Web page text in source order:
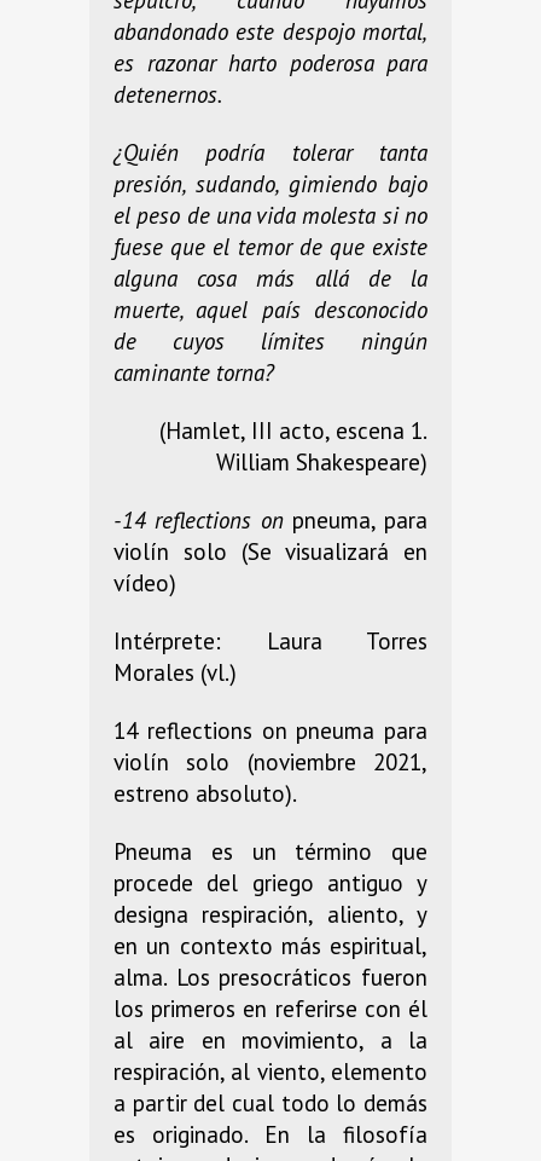
abandonado este despojo mortal,
es razonar harto poderosa para
detenernos.
¿Quién podría tolerar tanta
presión, sudando, gimiendo bajo
el peso de una vida molesta si no
fuese que el temor de que existe
alguna cosa más allá de la
muerte, aquel país desconocido
de cuyos límites ningún
caminante torna?
(Hamlet, III acto, escena 1.
William Shakespeare)
-14 reflections onpneuma, para
violín solo (Se visualizará en
vídeo)
Intérprete: Laura Torres
Morales (vl.)
14 reflections on pneuma para
violín solo (noviembre 2021,
estreno absoluto).
Pneuma es un término que
procede del griego antiguo y
designa respiración, aliento, y
en un contexto más espiritual,
alma. Los presocráticos fueron
los primeros en referirse con él
al aire en movimiento, a la
respiración, al viento, elemento
a partir del cual todo lo demás
es originado. En la filosofía